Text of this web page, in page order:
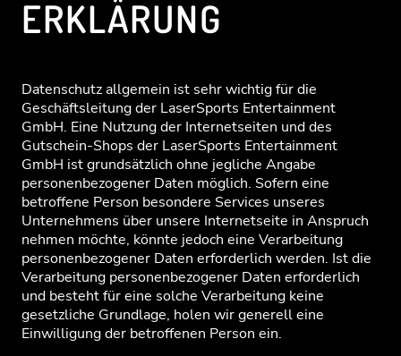
START
EVENTS & ANGEBOTE
PREISE
ERKLÄRUNG
Datenschutz allgemein ist sehr wichtig für die
Geschäftsleitung der LaserSports Entertainment
GmbH. Eine Nutzung der Internetseiten und des
Gutschein-Shops der LaserSports Entertainment
GmbH ist grundsätzlich ohne jegliche Angabe
personenbezogener Daten möglich. Sofern eine
betroffene Person besondere Services unseres
Unternehmens über unsere Internetseite in Anspruch
nehmen möchte, könnte jedoch eine Verarbeitung
personenbezogener Daten erforderlich werden. Ist die
Verarbeitung personenbezogener Daten erforderlich
und besteht für eine solche Verarbeitung keine
gesetzliche Grundlage, holen wir generell eine
Einwilligung der betroffenen Person ein.